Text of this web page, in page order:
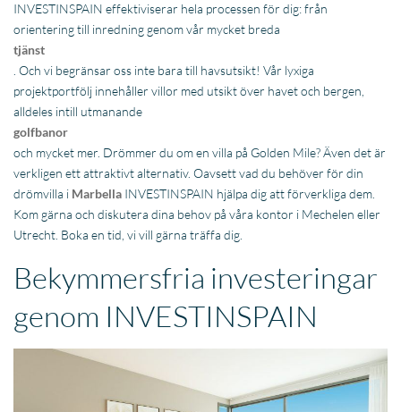
INVESTINSPAIN effektiviserar hela processen för dig: från
orientering till inredning genom vår mycket breda
tjänst
. Och vi begränsar oss inte bara till havsutsikt! Vår lyxiga
projektportfölj innehåller villor med utsikt över havet och bergen,
alldeles intill utmanande
golfbanor
och mycket mer. Drömmer du om en villa på Golden Mile? Även det är
verkligen ett attraktivt alternativ. Oavsett vad du behöver för din
drömvilla i Marbella INVESTINSPAIN hjälpa dig att förverkliga dem.
Kom gärna och diskutera dina behov på våra kontor i Mechelen eller
Utrecht. Boka en tid, vi vill gärna träffa dig.
Bekymmersfria investeringar
genom INVESTINSPAIN